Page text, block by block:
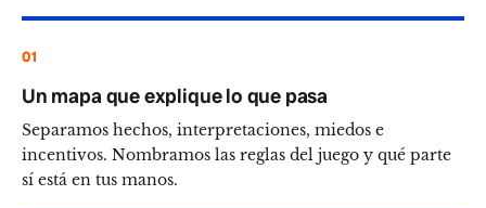
01
Un mapa que explique lo que pasa
Separamos hechos, interpretaciones, miedos e
incentivos. Nombramos las reglas del juego y qué parte
sí está en tus manos.